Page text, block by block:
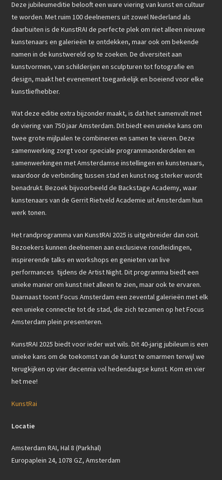
Deze jubileumeditie belooft een ware viering van kunst en cultuur
te worden. Met ruim 100 deelnemers uit zowel Nederland als
daarbuiten is de KunstRAI de perfecte plek om niet alleen nieuwe
kunstenaars en galerieën te ontdekken, maar ook om bekende
namen in de kunstwereld op te zoeken. De diversiteit aan
kunstvormen, van schilderijen en sculpturen tot fotografie en
design, maakt het evenement toegankelijk en boeiend voor elke
kunstliefhebber.
Wat deze editie extra bijzonder maakt, is dat het samenvalt met
de viering van 750 jaar Amsterdam. Dit biedt een unieke kans om
twee grote mijlpalen te combineren en samen te vieren. Deze
samenwerking zorgt voor speciale programmaonderdelen en
samenwerkingen met Amsterdamse instellingen en kunstenaars,
waardoor de verbinding tussen stad en kunst nog sterker wordt
benadrukt. Bezoek bijvoorbeeld de Backstage Academy, waar
kunstenaars van de Gerrit Rietveld Academie uit Amsterdam hun
werk tonen.
Het randprogramma van KunstRAI 2025 is uitgebreider dan ooit.
Bezoekers kunnen deelnemen aan exclusieve rondleidingen,
inspirerende talks en workshops en genieten van live
performances tijdens de Artist Night. Dit programma biedt een
unieke manier om kunst niet alleen te zien, maar ook te ervaren.
Daarnaast toont Focus Amsterdam een zevental galerieën met elk
een unieke connectie tot de stad, die zich tezamen op het Focus
Amsterdam plein presenteren.
KunstRAI 2025 biedt voor ieder wat wils. Dit 40-jarig jubileum is een
unieke kans om de toekomst van de kunst te omarmen terwijl we
terugkijken op vier decennia vol hedendaagse kunst. Kom en vier
het mee!
KunstRai
Locatie
Amsterdam RAI, Hal 8 (Parkhal)
Europaplein 24, 1078 GZ, Amsterdam